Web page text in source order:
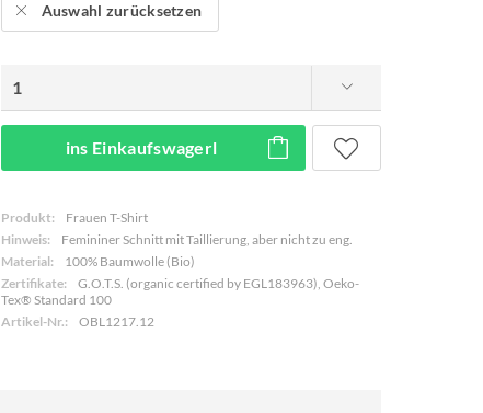
Auswahl zurücksetzen
ins Einkaufswagerl
Produkt:
Frauen T-Shirt
Hinweis:
Femininer Schnitt mit Taillierung, aber nicht zu eng.
Material:
100% Baumwolle (Bio)
Zertifikate:
G.O.T.S. (organic certified by EGL183963), Oeko-
Tex® Standard 100
Artikel-Nr.:
OBL1217.12